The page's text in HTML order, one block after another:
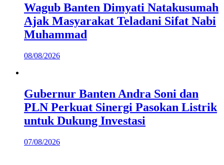
Wagub Banten Dimyati Natakusumah
Ajak Masyarakat Teladani Sifat Nabi
Muhammad
08/08/2026
Gubernur Banten Andra Soni dan
PLN Perkuat Sinergi Pasokan Listrik
untuk Dukung Investasi
07/08/2026